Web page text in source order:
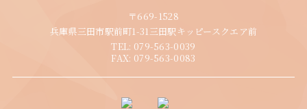
〒669-1528
兵庫県三田市駅前町1-31三田駅キッピースクエア前
TEL: 079-563-0039
FAX: 079-563-0083